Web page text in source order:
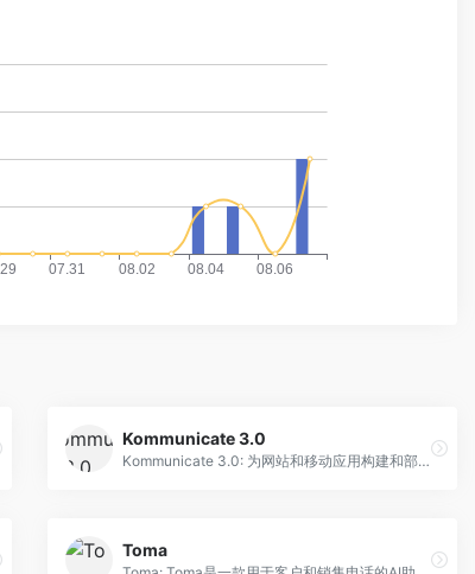
Kommunicate 3.0
Kommunicate 3.0: 为网站和移动应用构建和部署强大的聊天机器人。
Toma